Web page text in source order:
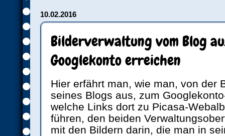
10.02.2016
Bilderverwaltung vom Blog
Googlekonto erreichen
Hier erfährt man, wie man, von der
seines Blogs aus, zum
welche Links dort zu Picasa-
führen, den beiden
mit den Bildern darin, die man in